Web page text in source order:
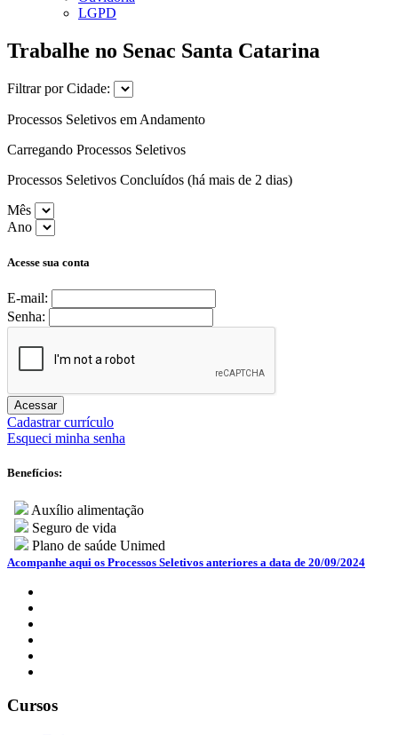
LGPD
Trabalhe no Senac Santa Catarina
Filtrar por Cidade:
Processos Seletivos em Andamento
Carregando Processos Seletivos
Processos Seletivos Concluídos (há mais de 2 dias)
Mês
Ano
Acesse sua conta
E-mail:
Senha:
Acessar
Cadastrar currículo
Esqueci minha senha
Benefícios:
Auxílio alimentação
Seguro de vida
Plano de saúde Unimed
Acompanhe aqui os Processos Seletivos anteriores a data de 20/09/2024
Cursos